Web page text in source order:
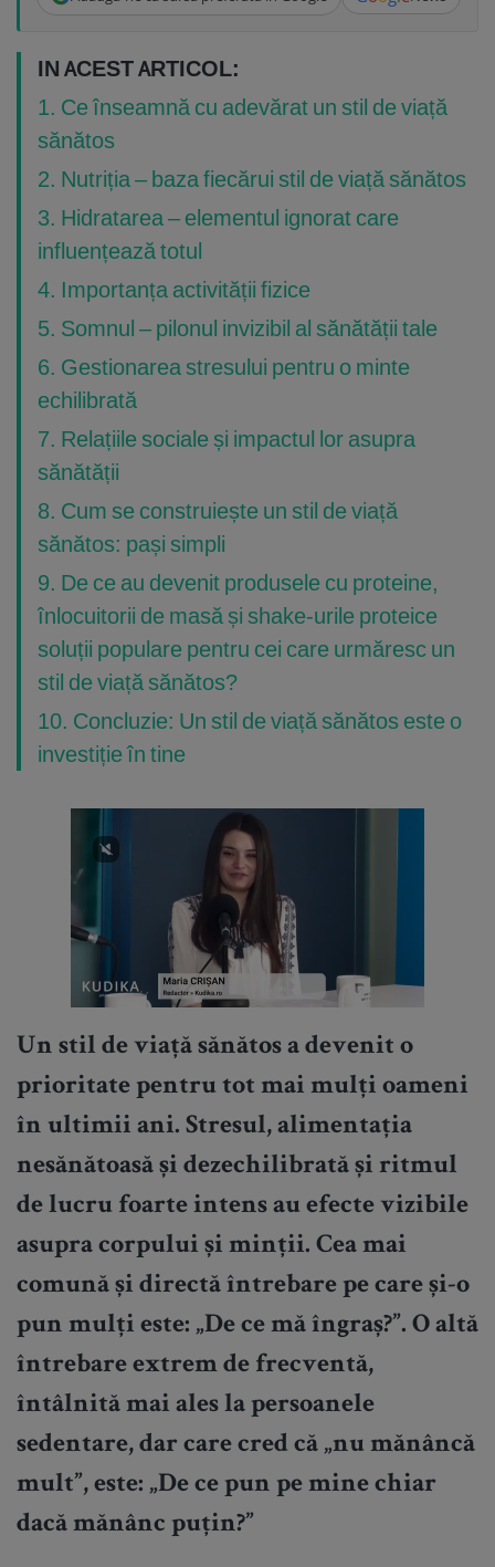
IN ACEST ARTICOL:
1. Ce înseamnă cu adevărat un stil de viață
sănătos
2. Nutriția – baza fiecărui stil de viață sănătos
3. Hidratarea – elementul ignorat care
influențează totul
4. Importanța activității fizice
5. Somnul – pilonul invizibil al sănătății tale
6. Gestionarea stresului pentru o minte
echilibrată
7. Relațiile sociale și impactul lor asupra
sănătății
8. Cum se construiește un stil de viață
sănătos: pași simpli
9. De ce au devenit produsele cu proteine,
înlocuitorii de masă și shake-urile proteice
soluții populare pentru cei care urmăresc un
stil de viață sănătos?
10. Concluzie: Un stil de viață sănătos este o
investiție în tine
Un stil de viață sănătos a devenit o
prioritate pentru tot mai mulți oameni
în ultimii ani. Stresul, alimentația
nesănătoasă și dezechilibrată și ritmul
de lucru foarte intens au efecte vizibile
asupra corpului și minții. Cea mai
comună și directă întrebare pe care și-o
pun mulți este: „De ce mă îngraș?”. O altă
întrebare extrem de frecventă,
întâlnită mai ales la persoanele
sedentare, dar care cred că „nu mănâncă
mult”, este: „De ce pun pe mine chiar
dacă mănânc puțin?”